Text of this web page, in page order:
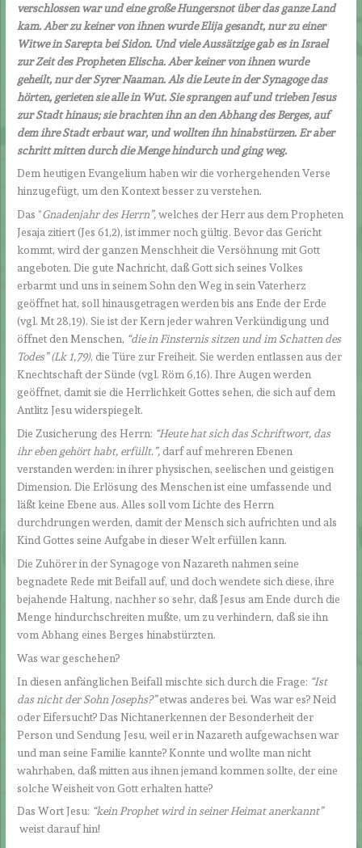
verschlossen war und eine große Hungersnot über das ganze Land
kam. Aber zu keiner von ihnen wurde Elija gesandt, nur zu einer
Witwe in Sarepta bei Sidon. Und viele Aussätzige gab es in Israel
zur Zeit des Propheten Elischa. Aber keiner von ihnen wurde
geheilt, nur der Syrer Naaman. Als die Leute in der Synagoge das
hörten, gerieten sie alle in Wut. Sie sprangen auf und trieben Jesus
zur Stadt hinaus; sie brachten ihn an den Abhang des Berges, auf
dem ihre Stadt erbaut war, und wollten ihn hinabstürzen. Er aber
schritt mitten durch die Menge hindurch und ging weg.
Dem heutigen Evangelium haben wir die vorhergehenden Verse
hinzugefügt, um den Kontext besser zu verstehen.
Das “Gnadenjahr des Herrn”,welches der Herr aus dem Propheten
Jesaja zitiert (Jes 61,2), ist immer noch gültig. Bevor das Gericht
kommt, wird der ganzen Menschheit die Versöhnung mit Gott
angeboten. Die gute Nachricht, daß Gott sich seines Volkes
erbarmt und uns in seinem Sohn den Weg in sein Vaterherz
geöffnet hat, soll hinausgetragen werden bis ans Ende der Erde
(vgl. Mt 28,19). Sie ist der Kern jeder wahren Verkündigung und
öffnet den Menschen, “die in Finsternis sitzen und im Schatten des
Todes” (Lk 1,79), die Türe zur Freiheit. Sie werden entlassen aus der
Knechtschaft der Sünde (vgl. Röm 6,16). Ihre Augen werden
geöffnet, damit sie die Herrlichkeit Gottes sehen, die sich auf dem
Antlitz Jesu widerspiegelt.
Die Zusicherung des Herrn: “Heute hat sich das Schriftwort, das
ihr eben gehört habt, erfüllt.”,darf auf mehreren Ebenen
verstanden werden: in ihrer physischen, seelischen und geistigen
Dimension. Die Erlösung des Menschen ist eine umfassende und
läßt keine Ebene aus. Alles soll vom Lichte des Herrn
durchdrungen werden, damit der Mensch sich aufrichten und als
Kind Gottes seine Aufgabe in dieser Welt erfüllen kann.
Die Zuhörer in der Synagoge von Nazareth nahmen seine
begnadete Rede mit Beifall auf, und doch wendete sich diese, ihre
bejahende Haltung, nachher so sehr, daß Jesus am Ende durch die
Menge hindurchschreiten mußte, um zu verhindern, daß sie ihn
vom Abhang eines Berges hinabstürzten.
Was war geschehen?
In diesen anfänglichen Beifall mischte sich durch die Frage: “Ist
das nicht der Sohn Josephs?”etwas anderes bei. Was war es? Neid
oder Eifersucht? Das Nichtanerkennen der Besonderheit der
Person und Sendung Jesu, weil er in Nazareth aufgewachsen war
und man seine Familie kannte? Konnte und wollte man nicht
wahrhaben, daß mitten aus ihnen jemand kommen sollte, der eine
solche Weisheit von Gott erhalten hatte?
Das Wort Jesu: “kein Prophet wird in seiner Heimat anerkannt”
weist darauf hin!